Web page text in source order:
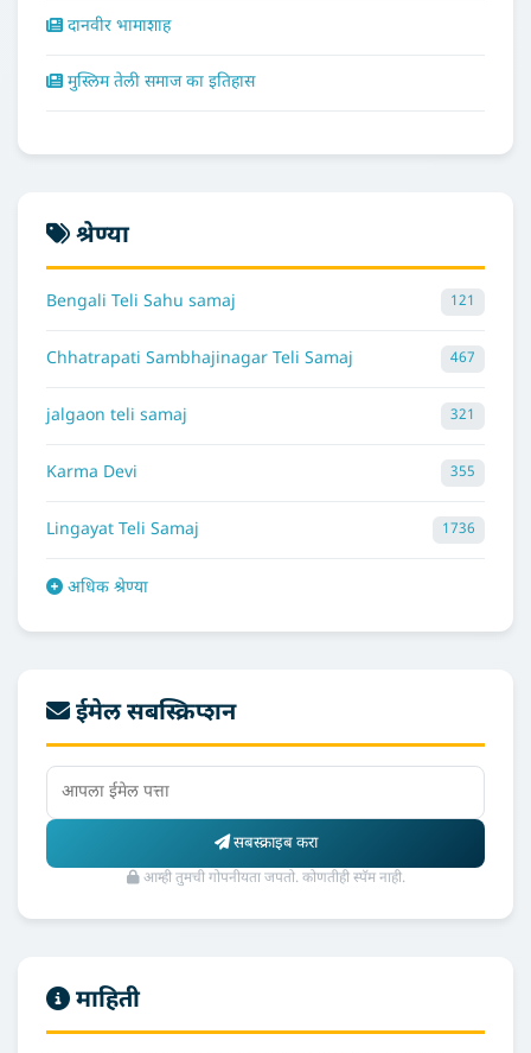
दानवीर भामाशाह
मुस्लिम तेली समाज का इतिहास
श्रेण्या
Bengali Teli Sahu samaj 121
Chhatrapati Sambhajinagar Teli Samaj 467
jalgaon teli samaj 321
Karma Devi 355
Lingayat Teli Samaj 1736
अधिक श्रेण्या
ईमेल सबस्क्रिप्शन
सबस्क्राइब करा
आम्ही तुमची गोपनीयता जपतो. कोणतीही स्पॅम नाही.
माहिती